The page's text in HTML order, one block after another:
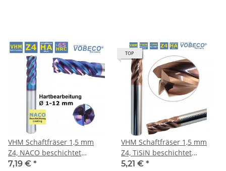
VHM Schaftfräser 1,5 mm
Z4, NACO beschichtet
scharfkantig
7,19 € *
TOP
VHM Schaftfräser 1,5 mm
Z4, TiSiN beschichtet
scharfkantig
5,21 € *